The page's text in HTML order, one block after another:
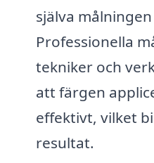
själva
Professionella
tekniker och
att färgen
effektivt, vilket
resultat.